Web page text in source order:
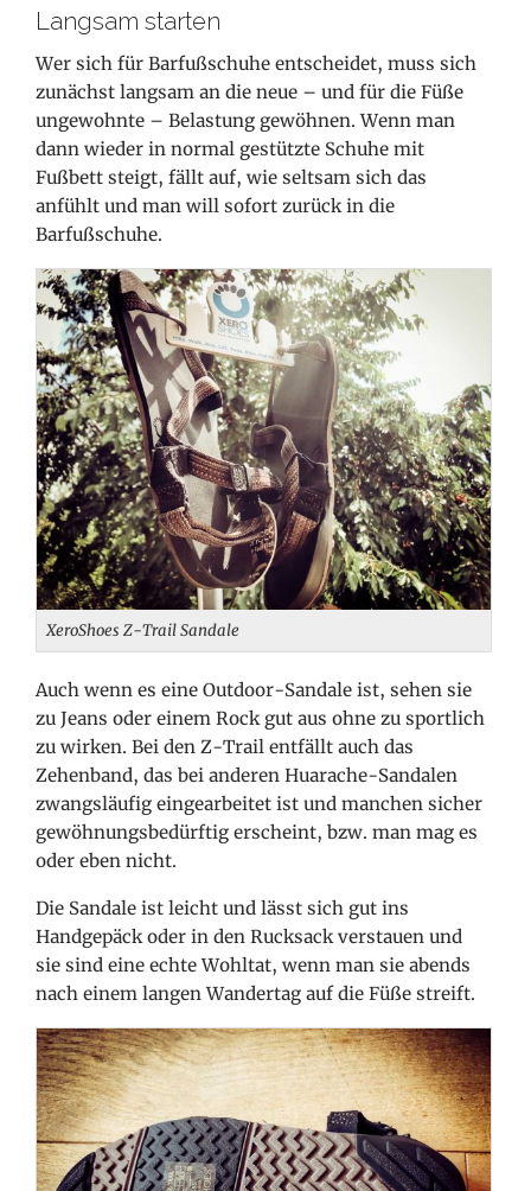
Langsam starten
Wer sich für Barfußschuhe entscheidet, muss sich
zunächst langsam an die neue – und für die Füße
ungewohnte – Belastung gewöhnen. Wenn man
dann wieder in normal gestützte Schuhe mit
Fußbett steigt, fällt auf, wie seltsam sich das
anfühlt und man will sofort zurück in die
Barfußschuhe.
XeroShoes Z-Trail Sandale
Auch wenn es eine Outdoor-Sandale ist, sehen sie
zu Jeans oder einem Rock gut aus ohne zu sportlich
zu wirken. Bei den Z-Trail entfällt auch das
Zehenband, das bei anderen Huarache-Sandalen
zwangsläufig eingearbeitet ist und manchen sicher
gewöhnungsbedürftig erscheint, bzw. man mag es
oder eben nicht.
Die Sandale ist leicht und lässt sich gut ins
Handgepäck oder in den Rucksack verstauen und
sie sind eine echte Wohltat, wenn man sie abends
nach einem langen Wandertag auf die Füße streift.